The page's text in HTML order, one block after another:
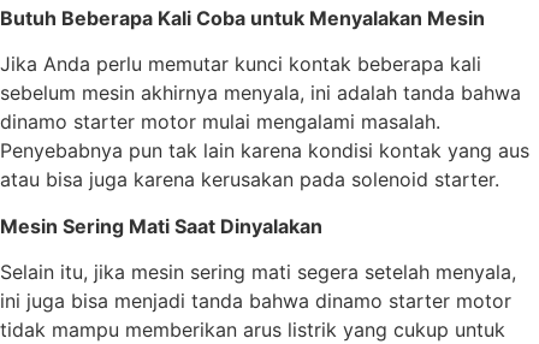
Butuh Beberapa Kali Coba untuk Menyalakan Mesin
Jika Anda perlu memutar kunci kontak beberapa kali
sebelum mesin akhirnya menyala, ini adalah tanda bahwa
dinamo starter motor mulai mengalami masalah.
Penyebabnya pun tak lain karena kondisi kontak yang aus
atau bisa juga karena kerusakan pada solenoid starter.
Mesin Sering Mati Saat Dinyalakan
Selain itu, jika mesin sering mati segera setelah menyala,
ini juga bisa menjadi tanda bahwa dinamo starter motor
tidak mampu memberikan arus listrik yang cukup untuk